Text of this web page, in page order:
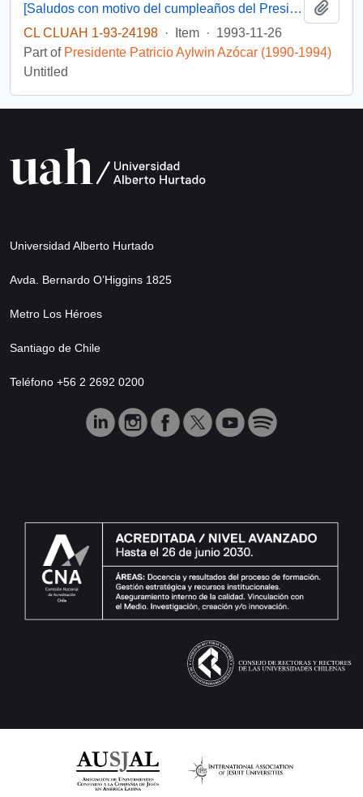
[Saludos con motivo del cumpleaños del Presidente]
CL CLUAH 1-93-24198 · Item · 1993-11-26
Part of Presidente Patricio Aylwin Azócar (1990-1994)
Untitled
Universidad Alberto Hurtado
Avda. Bernardo O’Higgins 1825
Metro Los Héroes
Santiago de Chile
Teléfono +56 2 2692 0200